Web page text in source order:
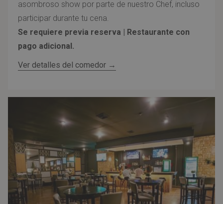
asombroso show por parte de nuestro Chef, incluso
participar durante tu cena.
Se requiere previa reserva | Restaurante con
pago adicional.
Ver detalles del comedor